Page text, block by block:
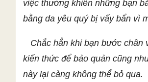
việc thường khiến những bạn
bằng da yêu quý bị vấy bẩn vì
Chắc hẳn khi bạn bước chân
kiến thức để bảo quản cũng
này lại càng không thể bỏ qua.